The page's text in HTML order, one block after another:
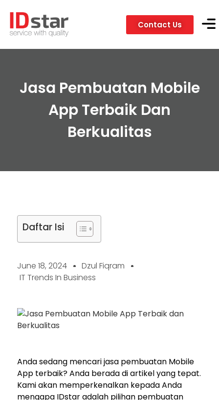
Contact Us
Jasa Pembuatan Mobile
App Terbaik Dan
Berkualitas
Daftar Isi
June 18, 2024
Dzul Fiqram
IT Trends In Business
Anda sedang mencari jasa pembuatan Mobile
App terbaik? Anda berada di artikel yang tepat.
Kami akan memperkenalkan kepada Anda
mengapa IDstar adalah pilihan pembuatan